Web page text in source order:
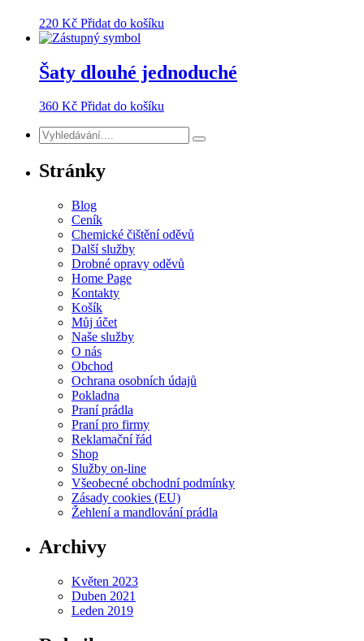
220 Kč Přidat do košíku
Šaty dlouhé jednoduché
360 Kč Přidat do košíku
Stránky
Blog
Ceník
Chemické čištění oděvů
Další služby
Drobné opravy oděvů
Home Page
Kontakty
Košík
Můj účet
Naše služby
O nás
Obchod
Ochrana osobních údajů
Pokladna
Praní prádla
Praní pro firmy
Reklamační řád
Shop
Služby on-line
Všeobecné obchodní podmínky
Zásady cookies (EU)
Žehlení a mandlování prádla
Archivy
Květen 2023
Duben 2021
Leden 2019